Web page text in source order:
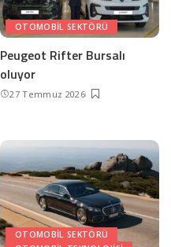
OTOMOBIL SEKTÖRÜ
Peugeot Rifter Bursalı
oluyor
27 Temmuz 2026
OTOMOBIL SEKTÖRÜ